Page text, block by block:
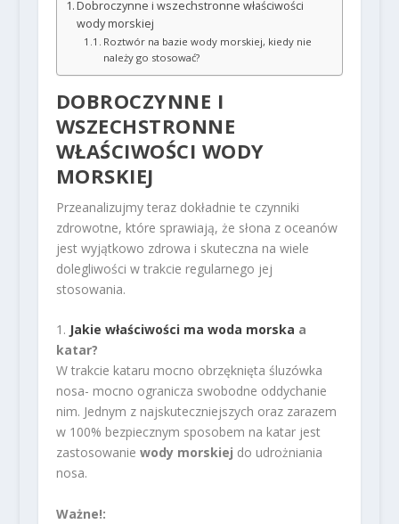
Dobroczynne i wszechstronne właściwości
wody morskiej
Roztwór na bazie wody morskiej, kiedy nie
należy go stosować?
DOBROCZYNNE I
WSZECHSTRONNE
WŁAŚCIWOŚCI WODY
MORSKIEJ
Przeanalizujmy teraz dokładnie te czynniki
zdrowotne, które sprawiają, że słona z oceanów
jest wyjątkowo zdrowa i skuteczna na wiele
dolegliwości w trakcie regularnego jej
stosowania.
1. Jakie właściwości ma woda morska a
katar?
W trakcie kataru mocno obrzęknięta śluzówka
nosa- mocno ogranicza swobodne oddychanie
nim. Jednym z najskuteczniejszych oraz zarazem
w 100% bezpiecznym sposobem na katar jest
zastosowanie wody morskiej do udrożniania
nosa.
Ważne!: